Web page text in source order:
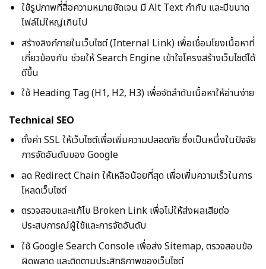
ใช้รูปภาพที่สื่อความหมายชัดเจน มี Alt Text กํากับ และมีขนาด
ไฟล์ไม่ใหญ่เกินไป
สร้างลิงก์ภายในเว็บไซต์ (Internal Link) เพื่อเชื่อมโยงเนื้อหาที่
เกี่ยวข้องกัน ช่วยให้ Search Engine เข้าใจโครงสร้างเว็บไซต์ได้
ดีขึ้น
ใช้ Heading Tag (H1, H2, H3) เพื่อจัดลําดับเนื้อหาให้อ่านง่าย
Technical SEO
ตั้งค่า SSL ให้เว็บไซต์เพื่อเพิ่มความปลอดภัย ซึ่งเป็นหนึ่งในปัจจัย
การจัดอันดับของ Google
ลด Redirect Chain ให้เหลือน้อยที่สุด เพื่อเพิ่มความเร็วในการ
โหลดเว็บไซต์
ตรวจสอบและแก้ไข Broken Link เพื่อไม่ให้ส่งผลเสียต่อ
ประสบการณ์ผู้ใช้และการจัดอันดับ
ใช้ Google Search Console เพื่อส่ง Sitemap, ตรวจสอบข้อ
ผิดพลาด และติดตามประสิทธิภาพของเว็บไซต์